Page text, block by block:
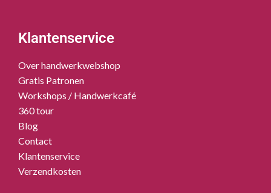
Klantenservice
Over handwerkwebshop
Gratis Patronen
Workshops / Handwerkcafé
360 tour
Blog
Contact
Klantenservice
Verzendkosten